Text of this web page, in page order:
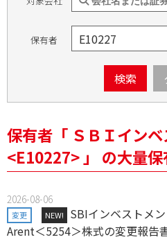
保有者
検索
保有者「 ＳＢＩイン
<E10227> 」 の大量
2026-08-06
変更 NEW!
SBIインベストメ
Arent＜5254＞株式の変更報告